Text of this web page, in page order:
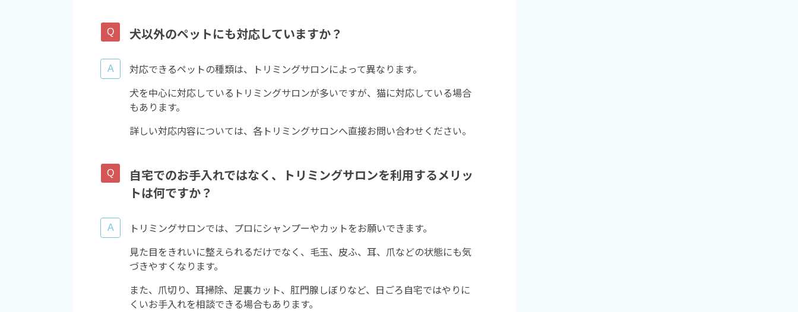
犬以外のペットにも対応していますか？
対応できるペットの種類は、トリミングサロンによって異なります。
犬を中心に対応しているトリミングサロンが多いですが、猫に対応している場合
もあります。
詳しい対応内容については、各トリミングサロンへ直接お問い合わせください。
自宅でのお手入れではなく、トリミングサロンを利用するメリッ
トは何ですか？
トリミングサロンでは、プロにシャンプーやカットをお願いできます。
見た目をきれいに整えられるだけでなく、毛玉、皮ふ、耳、爪などの状態にも気
づきやすくなります。
また、爪切り、耳掃除、足裏カット、肛門腺しぼりなど、日ごろ自宅ではやりに
くいお手入れを相談できる場合もあります。